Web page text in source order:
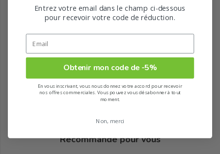
Recommandé pour vous
Entrez votre email dans le champ ci-dessous
pour recevoir votre code de réduction.
Obtenir mon code de -5%
En vous inscrivant, vous nous donnez votre accord pour recevoir
nos offres commerciales. Vous pouvez vous désabonner à tout
moment.
Non, merci